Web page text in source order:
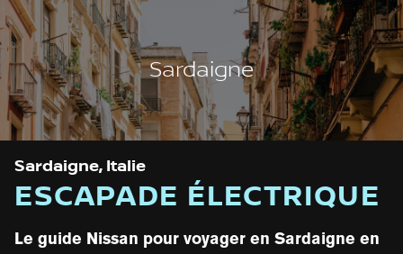
Sardaigne, Italie
ESCAPADE ÉLECTRIQUE
Le guide Nissan pour voyager en Sardaigne en
Sardaigne
Filtre
Vue liste